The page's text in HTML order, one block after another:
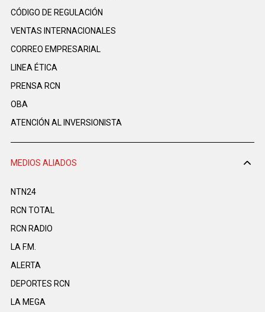
CÓDIGO DE REGULACIÓN
VENTAS INTERNACIONALES
CORREO EMPRESARIAL
LINEA ÉTICA
PRENSA RCN
OBA
ATENCIÓN AL INVERSIONISTA
MEDIOS ALIADOS
NTN24
RCN TOTAL
RCN RADIO
LA F.M.
ALERTA
DEPORTES RCN
LA MEGA